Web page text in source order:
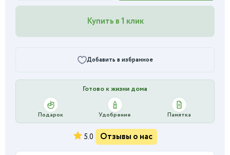
Купить в 1 клик
Добавить в избранное
Готово к жизни дома
Подарок Удобрение Памятка
5.0 Отзывы о нас